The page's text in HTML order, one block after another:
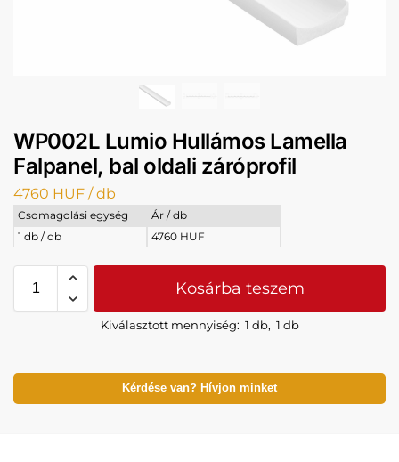
WP002L Lumio Hullámos Lamella
Falpanel, bal oldali záróprofil
4760 HUF / db
Csomagolási egység
Ár / db
1 db / db
4760 HUF
Kosárba teszem
Kiválasztott mennyiség: 1 db, 1 db
Kérdése van? Hívjon minket